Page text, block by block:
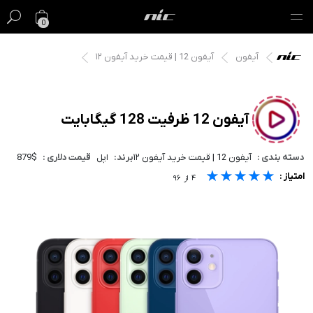
0
گیفت کارت
مک
آیفون
لوازم جانبی
آیفون آیفون 12 | قیمت خرید آیفون ۱۲
آیفون 12 ظرفیت 128 گیگابایت
دسته بندی : آیفون 12 | قیمت خرید آیفون ۱۲ برند: اپل قیمت دلاری : 879$
امتیاز : ★★★★★
★★★★★
★★★★★ ۴ از ۹۶